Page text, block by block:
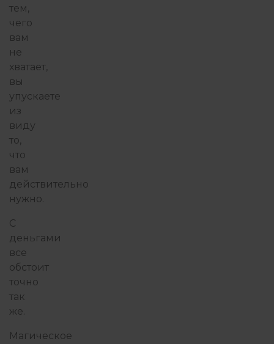
тем,
чего
вам
не
хватает,
вы
упускаете
из
виду
то,
что
вам
действительно
нужно.
С
деньгами
все
обстоит
точно
так
же.
Магическое